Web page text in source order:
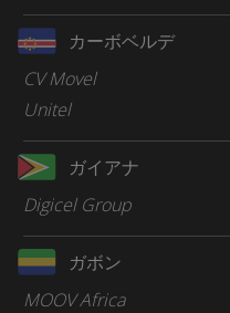
カーボベルデ
CV Movel
Unitel
ガイアナ
Digicel Group
ガボン
MOOV Africa